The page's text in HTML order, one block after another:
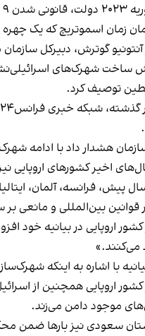
نهایت به ۱۰ شهرک افزایش یافت.
زمان اسموتریچ که یک
گوترش، دبیرکل
ساخت شهرک‌های
توصیف کرد.
شبکه خبری فرانس۲۴ به نقل از سازمان غیردولتی «اکنون صلح»
هشدار داد با ادامه
اخیر کشورهای اروپایی
پیش، فرانسه، آلمان،
قوانین بین‌المللی و مانعی
اروپایی در بیانیه خود
می‌کنند.»
با اشاره به اینکه
کشور اروپایی همچنین از
موجود دامن می‌زند.
سعودی نیز بارها ضمن